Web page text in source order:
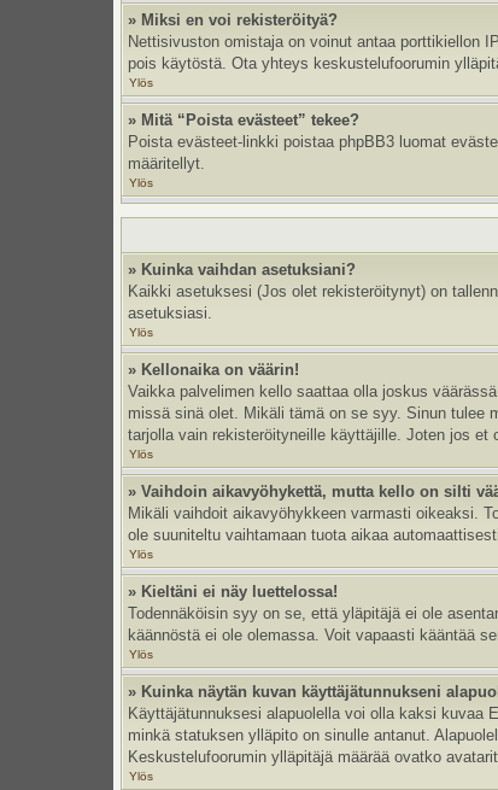
» Miksi en voi rekisteröityä?
Nettisivuston omistaja on voinut antaa porttikiellon
pois käytöstä. Ota yhteys keskustelufoorumin
Ylös
» Mitä “Poista evästeet” tekee?
Poista evästeet-linkki poistaa phpBB3 luomat
määritellyt.
Ylös
» Kuinka vaihdan asetuksiani?
Kaikki asetuksesi (Jos olet rekisteröitynyt) on
asetuksiasi.
Ylös
» Kellonaika on väärin!
Vaikka palvelimen kello saattaa olla joskus
missä sinä olet. Mikäli tämä on se syy. Sinun tulee
tarjolla vain rekisteröityneille käyttäjille. Joten jos
Ylös
» Vaihdoin aikavyöhykettä, mutta kello on silti
Mikäli vaihdoit aikavyöhykkeen varmasti oikeaksi.
ole suuniteltu vaihtamaan tuota aikaa
Ylös
» Kieltäni ei näy luettelossa!
Todennäköisin syy on se, että yläpitäjä ei ole
käännöstä ei ole olemassa. Voit vapaasti kääntää
Ylös
» Kuinka näytän kuvan käyttäjätunnukseni
Käyttäjätunnuksesi alapuolella voi olla kaksi kuvaa
minkä statuksen ylläpito on sinulle antanut.
Keskustelufoorumin ylläpitäjä määrää ovatko
Ylös